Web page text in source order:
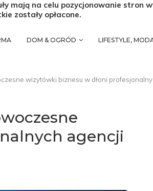
mają na celu pozycjonowanie stron
zostały opłacone.
DOM & OGRÓD LIFESTYLE,
wizytówki biznesu w dłoni
agencji